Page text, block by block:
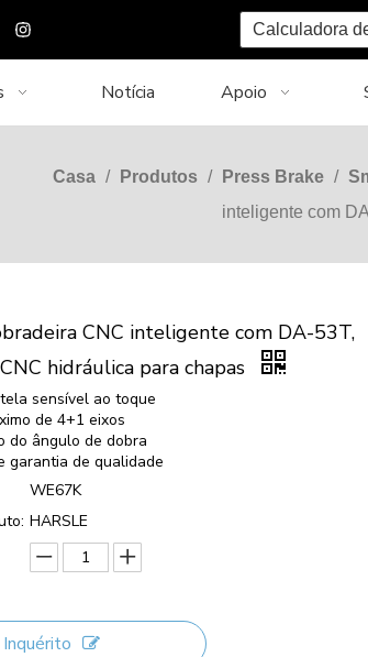
Calculadora
Notícia Apoio
Casa / Produtos / Press Brake /
inteligente com
CNC inteligente com DA-53T,
hidráulica para chapas
sensível ao toque
de 4+1 eixos
do ângulo de dobra
garantia de qualidade
WE67K
HARSLE
Inquérito